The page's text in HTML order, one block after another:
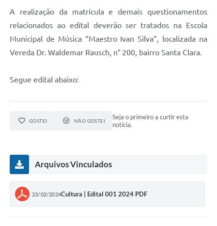
A realização da matrícula e demais questionamentos
relacionados ao edital deverão ser tratados na Escola
Municipal de Música “Maestro Ivan Silva”, localizada na
Vereda Dr. Waldemar Rausch, n° 200, bairro Santa Clara.
Segue edital abaixo:
GOSTEI NÃO GOSTEI
Seja o primeiro a curtir esta
notícia.
Arquivos Vinculados
23/02/2024Cultura | Edital 001 2024 PDF